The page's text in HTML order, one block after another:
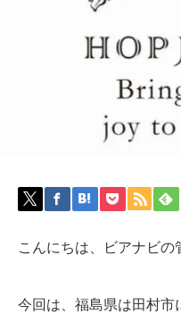
こんにちは、ビアナビの
今回は、福島県は田村市